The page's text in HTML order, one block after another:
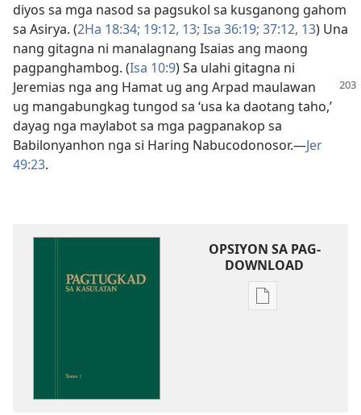
diyos sa mga nasod sa pagsukol sa kusganong gahom
sa Asirya. (2Ha 18:34; 19:​12, 13; Isa 36:19; 37:​12, 13) Una
nang gitagna ni manalagnang Isaias ang maong
pagpanghambog. (Isa 10:9) Sa ulahi gitagna ni
Jeremias nga ang Hamat ug ang Arpad maulawan
ug mangabungkag tungod sa ‘usa ka daotang taho,’
dayag nga maylabot sa mga pagpanakop sa
Babilonyanhon nga si Haring Nabucodonosor.​—Jer
49:23.
OPSIYON SA PAG-
DOWNLOAD
Opsiyon